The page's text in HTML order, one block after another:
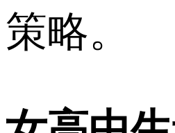
策略。